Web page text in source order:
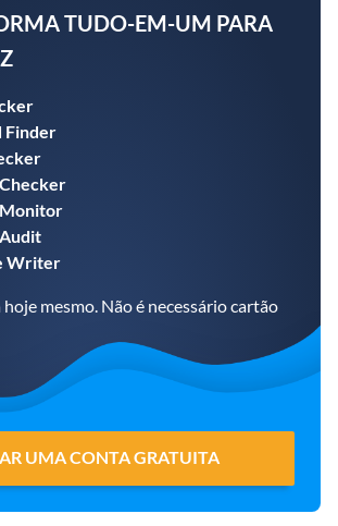
TUDO-EM-UM PARA
Finder
Writer
mesmo. Não é necessário cartão
UMA CONTA GRATUITA